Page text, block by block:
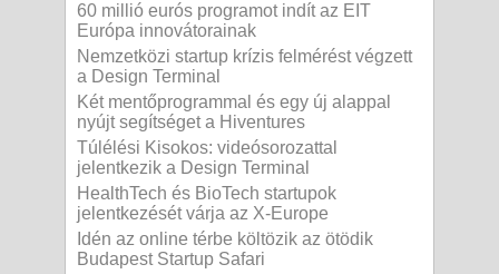
60 millió eurós programot indít az EIT
Európa innovátorainak
Nemzetközi startup krízis felmérést végzett
a Design Terminal
Két mentőprogrammal és egy új alappal
nyújt segítséget a Hiventures
Túlélési Kisokos: videósorozattal
jelentkezik a Design Terminal
HealthTech és BioTech startupok
jelentkezését várja az X-Europe
Idén az online térbe költözik az ötödik
Budapest Startup Safari